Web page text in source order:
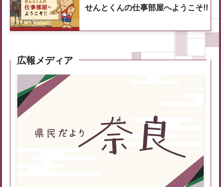
せんとくんの仕事部屋へようこそ!!
広報メディア